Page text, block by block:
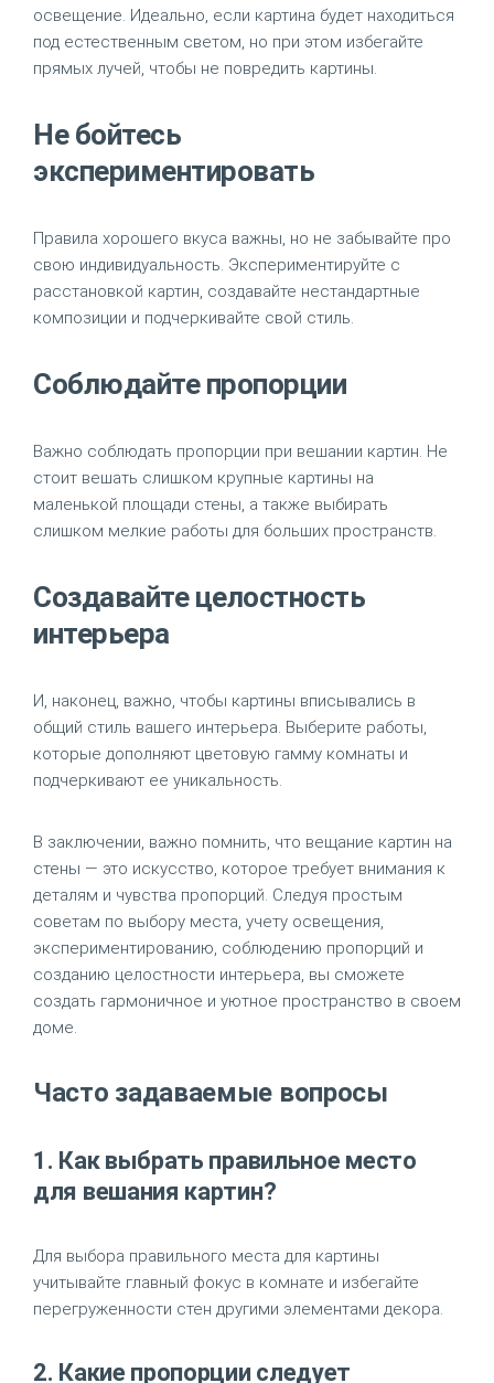
освещение. Идеально, если картина будет находиться
под естественным светом, но при этом избегайте
прямых лучей, чтобы не повредить картины.
Не бойтесь
экспериментировать
Правила хорошего вкуса важны, но не забывайте про
свою индивидуальность. Экспериментируйте с
расстановкой картин, создавайте нестандартные
композиции и подчеркивайте свой стиль.
Соблюдайте пропорции
Важно соблюдать пропорции при вешании картин. Не
стоит вешать слишком крупные картины на
маленькой площади стены, а также выбирать
слишком мелкие работы для больших пространств.
Создавайте целостность
интерьера
И, наконец, важно, чтобы картины вписывались в
общий стиль вашего интерьера. Выберите работы,
которые дополняют цветовую гамму комнаты и
подчеркивают ее уникальность.
В заключении, важно помнить, что вещание картин на
стены — это искусство, которое требует внимания к
деталям и чувства пропорций. Следуя простым
советам по выбору места, учету освещения,
экспериментированию, соблюдению пропорций и
созданию целостности интерьера, вы сможете
создать гармоничное и уютное пространство в своем
доме.
Часто задаваемые вопросы
1. Как выбрать правильное место
для вешания картин?
Для выбора правильного места для картины
учитывайте главный фокус в комнате и избегайте
перегруженности стен другими элементами декора.
2. Какие пропорции следует